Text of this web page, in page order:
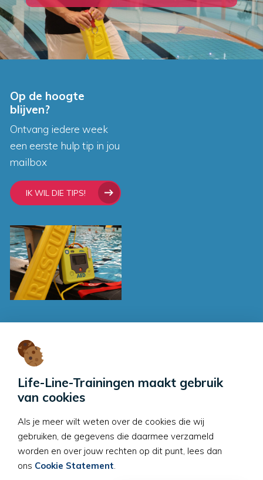
Life-Line-Trainingen maakt gebruik
van cookies
Als je meer wilt weten over de cookies die wij
gebruiken, de gegevens die daarmee verzameld
worden en over jouw rechten op dit punt, lees dan
ons Cookie Statement
Op de hoogte
blijven?
Ontvang iedere week
een eerste hulp tip in jou
mailbox
IK WIL DIE TIPS!
Contactgegevens
Life-Line-Trainingen
Sleeg 1
6905 BHZevenaar
trainingen.nl